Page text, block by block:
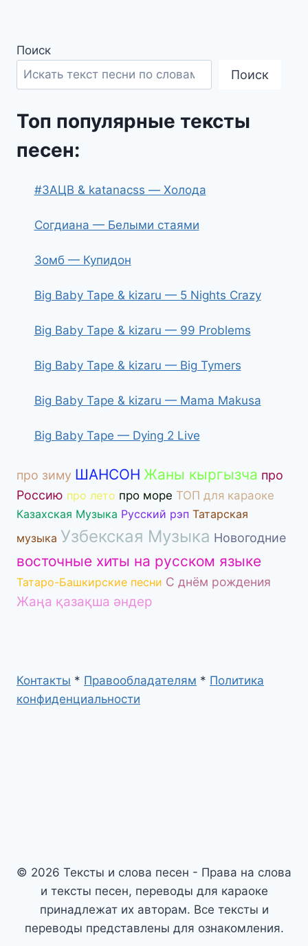
Поиск
Поиск
Топ популярные тексты
песен:
#ЗАЦВ & katanacss — Холода
Согдиана — Белыми стаями
Зомб — Купидон
Big Baby Tape & kizaru — 5 Nights Crazy
Big Baby Tape & kizaru — 99 Problems
Big Baby Tape & kizaru — Big Tymers
Big Baby Tape & kizaru — Mama Makusa
Big Baby Tape — Dying 2 Live
про зиму ШАНСОН Жаны кыргызча про
Россию про лето про море ТОП для караоке
Казахская Музыка Русский рэп Татарская
музыка Узбекская Музыка Новогодние
восточные хиты на русском языке
Татаро-Башкирские песни С днём рождения
Жаңа қазақша әндер
Контакты * Правообладателям * Политика
конфиденциальности
© 2026 Тексты и слова песен - Права на слова
и тексты песен, переводы для караоке
принадлежат их авторам. Все тексты и
переводы представлены для ознакомления.